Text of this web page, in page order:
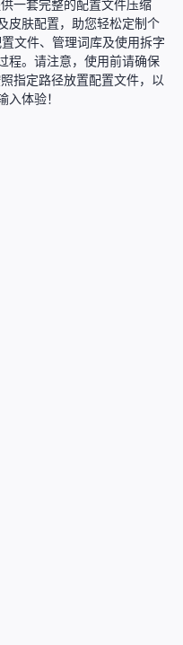
一套完整的配置文件压缩
皮肤配置，助您轻松定制个
文件、管理词库及使用拆字
程。请注意，使用前请确保
指定路径放置配置文件，以
体验！